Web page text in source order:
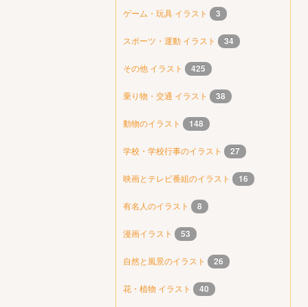
ゲーム・玩具 イラスト 3
スポーツ・運動 イラスト 34
その他 イラスト 425
乗り物・交通 イラスト 38
動物のイラスト 148
学校・学校行事のイラスト 27
映画とテレビ番組のイラスト 16
有名人のイラスト 8
漫画イラスト 53
自然と風景のイラスト 26
花・植物 イラスト 40